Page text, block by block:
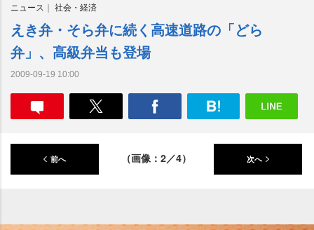
ニュース 社会・経済
えき弁・そら弁に続く高速道路の「どら
弁」、高級弁当も登場
2009-09-19 10:00
前へ （画像：2／4） 次へ